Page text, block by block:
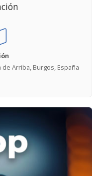
de Arriba, Burgos, España